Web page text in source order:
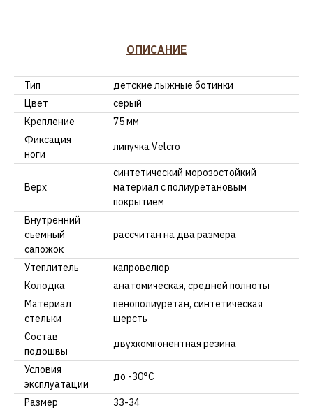
ОПИСАНИЕ
Тип
детские лыжные ботинки
Цвет
серый
Крепление
75 мм
Фиксация
ноги
липучка Velcro
Верх
синтетический морозостойкий
материал с полиуретановым
покрытием
Внутренний
съемный
сапожок
рассчитан на два размера
Утеплитель
капровелюр
Колодка
анатомическая, средней полноты
Материал
стельки
пенополиуретан, синтетическая
шерсть
Состав
подошвы
двухкомпонентная резина
Условия
эксплуатации
до -30°С
Размер
33-34